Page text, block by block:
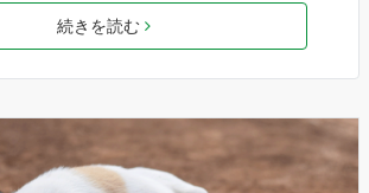
続きを読む